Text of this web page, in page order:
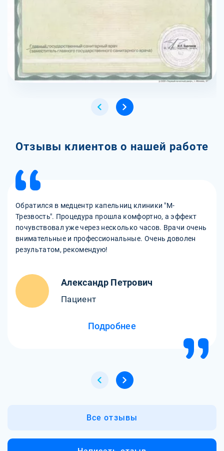
Отзывы клиентов о нашей работе
Обратился в медцентр капельниц клиники "М-
Трезвость". Процедура прошла комфортно, а эффект
почувствовал уже через несколько часов. Врачи очень
внимательные и профессиональные. Очень доволен
результатом, рекомендую!
Александр Петрович
Пациент
Подробнее
Все отзывы